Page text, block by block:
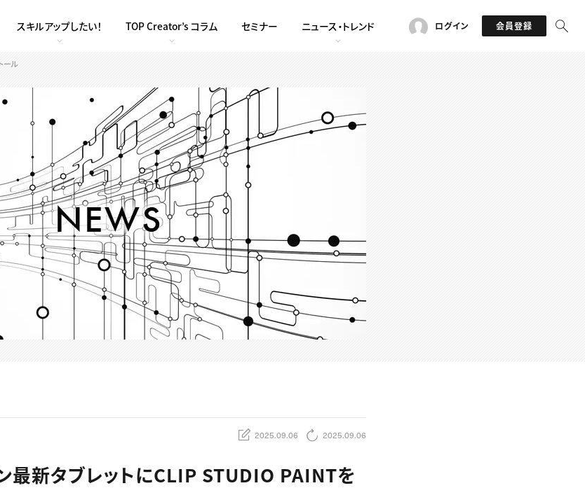
スキルアップしたい！ TOP Creator’s コラム セミナー ニュース・トレンド ログイン 会員登録
ール
2025.09.06 2025.09.06
最新タブレットにCLIP STUDIO PAINTを